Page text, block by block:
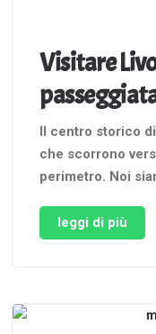
Visitare
Il centro storico
che scorrono
perimetro. Noi
rappresentano
stoccaggio merci,
leggi di più